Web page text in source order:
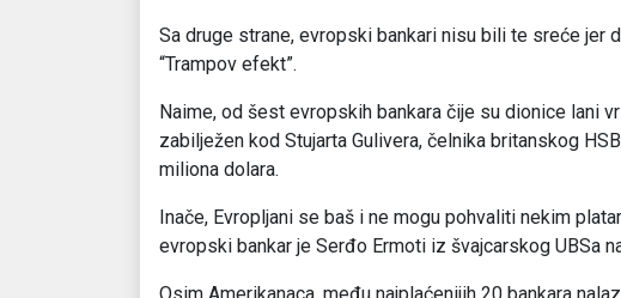
Sa druge strane, evropski bankari nisu bili te sreće jer
“Trampov efekt”.
Naime, od šest evropskih bankara čije su dionice lani
zabilježen kod Stujarta Gulivera, čelnika britanskog
miliona dolara.
Inače, Evropljani se baš i ne mogu pohvaliti nekim
evropski bankar je Serđo Ermoti iz švajcarskog UBSa